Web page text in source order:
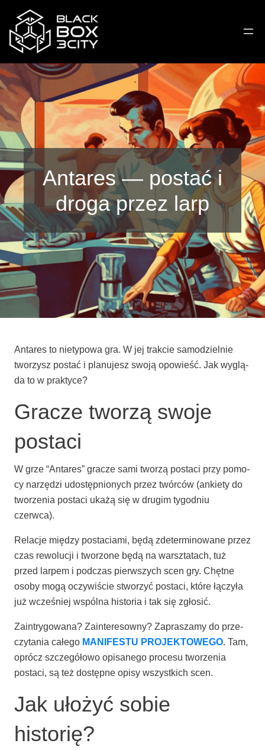
Przejdź
treści
Antares — postać i
droga przez larp
Anta­res to nie­ty­po­wa gra. W jej trak­cie samo­dziel­nie
two­rzysz postać i pla­nu­jesz swo­ją opo­wieść. Jak wyglą­
da to w praktyce?
Gracze tworzą swoje
postaci
W grze “Anta­res” gra­cze sami two­rzą posta­ci przy pomo­
cy narzę­dzi udo­stęp­nio­nych przez twór­ców (ankie­ty do
two­rze­nia posta­ci uka­żą się w dru­gim tygo­dniu
czerwca).
Rela­cje mię­dzy posta­cia­mi, będą zde­ter­mi­no­wa­ne przez
czas rewo­lu­cji i two­rzo­ne będą na warsz­ta­tach, tuż
przed lar­pem i pod­czas pierw­szych scen gry. Chęt­ne
oso­by mogą oczy­wi­ście stwo­rzyć posta­ci, któ­re łączy­ła
już wcze­śniej wspól­na histo­ria i tak się zgłosić.
Zain­try­go­wa­na? Zain­te­re­sow­ny? Zapra­sza­my do prze­
czy­ta­nia całe­go MANIFESTU PROJEKTOWEGO . Tam,
oprócz szcze­gó­ło­wo opi­sa­ne­go pro­ce­su two­rze­nia
posta­ci, są też dostęp­ne opi­sy wszyst­kich scen.
Jak ułożyć sobie
historię?